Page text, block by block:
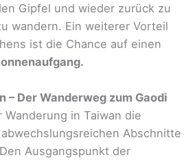
Gipfel und wieder zurück zu
wandern. Ein weiterer Vorteil
ist die Chance auf einen
– Der Wanderweg zum Gaodi
in Taiwan die
Abschnitte
Ausgangspunkt der